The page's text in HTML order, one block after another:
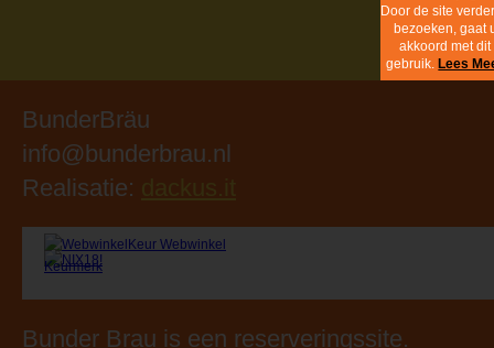
Bunder Brau is een reserveringssite.
Voor bestellingen zie:
Roggeveldstraat 14
6241 CW Bunde